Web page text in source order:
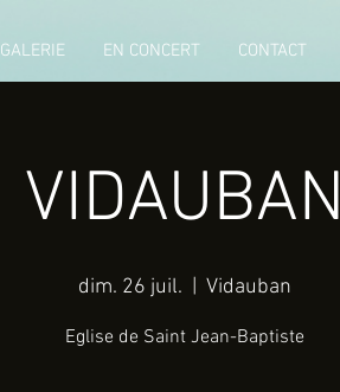
GALERIE EN CONCERT CONTACT
VIDAUBAN
dim. 26 juil. Vidauban
Eglise de Saint Jean-Baptiste